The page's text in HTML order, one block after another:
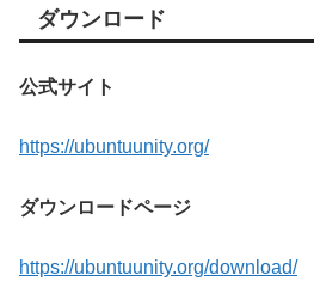
ダウンロード
公式サイト
https://ubuntuunity.org/
ダウンロードページ
https://ubuntuunity.org/download/